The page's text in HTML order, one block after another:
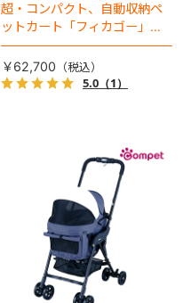
超・コンパクト、自動収納ペ
ットカート「フィカゴー」に
キャビン着脱タイプが新登
場！
￥62,700
5.0（1）